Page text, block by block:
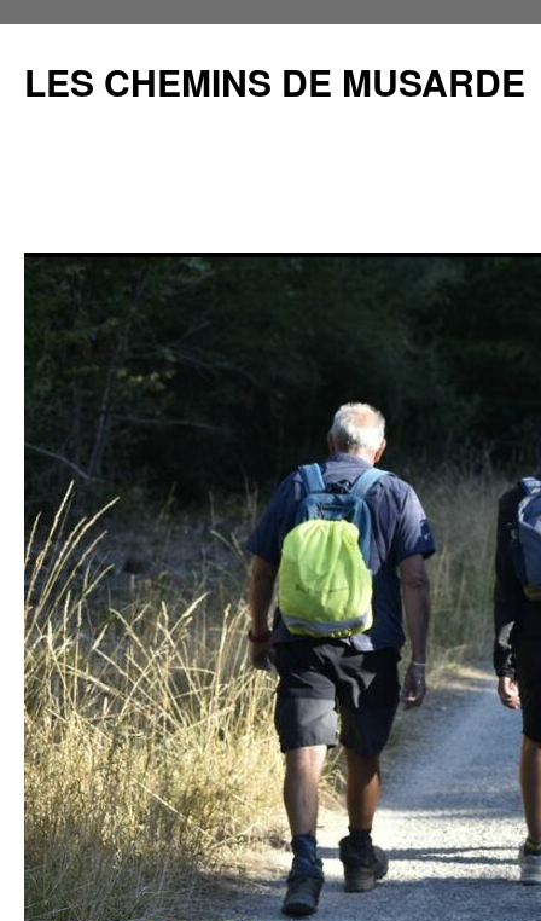
contenu
LES CHEMINS DE MUSARDE